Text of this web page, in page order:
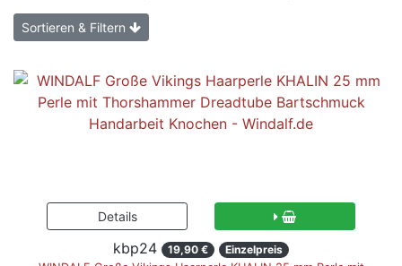
Sortieren & Filtern
kbp24 19,90 €
Einzelpreis